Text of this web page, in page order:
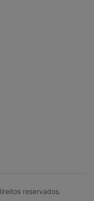
reservados.